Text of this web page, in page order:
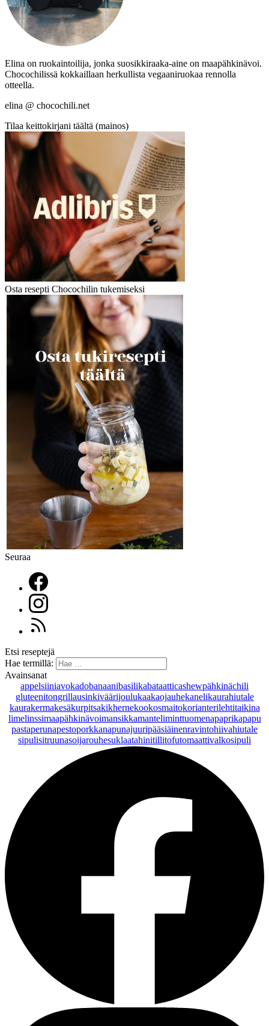
Elina on ruokaintoilija, jonka suosikkiraaka-aine on maapähkinävoi.
Chocochilissä kokkaillaan herkullista vegaaniruokaa rennolla
otteella.
elina @ chocochili.net
Tilaa keittokirjani täältä (mainos)
Osta resepti Chocochilin tukemiseksi
Seuraa
Etsi reseptejä
Hae termillä:
Avainsanat
appelsiiniavokadobanaanibasilikabataatticashewpähkinächili
gluteenitongrillausinkiväärijoulukaakaojauhekanelikaurahiutale
kaurakermakesäkurpitsakikhernekookosmaitokorianterilehtitaikina
limelinssimaapähkinävoimansikkamanteliminttuomenapaprikapapu
pastaperunapestoporkkanapunajuuripääsiäinenravintohiivahiutale
sipulisitruunasoijarouhesuklaatahinitillitofutomaattivalkosipuli